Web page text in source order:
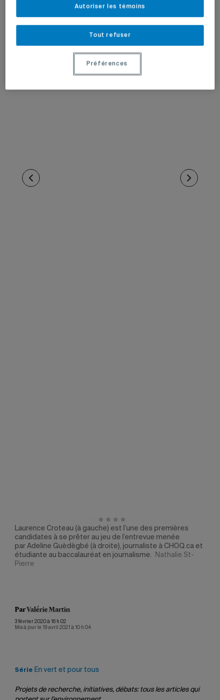
Laurence Croteau (à gauche) est l’une des premières
candidates à se prêter au jeu de l’entrevue menée
par Adeline Guèdègbé (à droite), journaliste à CHOQ.ca et
étudiante au baccalauréat en journalisme.
Nathalie St-
Pierre
ParValérie Martin
3 février 2020 à 16 h 02
Mis à jour le 19 avril 2021 à 10 h 04
Série En vert et pour tous
Projets de recherche, initiatives, débats: tous les articles qui
Tout refuser
Autoriser les témoins
Préférences